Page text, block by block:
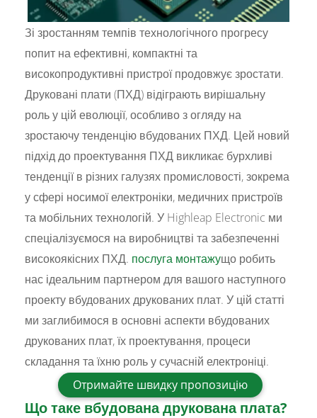
Зі зростанням темпів технологічного прогресу
попит на ефективні, компактні та
високопродуктивні пристрої продовжує зростати.
Друковані плати (ПХД) відіграють вирішальну
роль у цій еволюції, особливо з огляду на
зростаючу тенденцію вбудованих ПХД. Цей новий
підхід до проектування ПХД викликає бурхливі
тенденції в різних галузях промисловості, зокрема
у сфері носимої електроніки, медичних пристроїв
та мобільних технологій. У Highleap Electronic ми
спеціалізуємося на виробництві та забезпеченні
високоякісних ПХД. послуга монтажущо робить
нас ідеальним партнером для вашого наступного
проекту вбудованих друкованих плат. У цій статті
ми заглибимося в основні аспекти вбудованих
друкованих плат, їх проектування, процеси
складання та їхню роль у сучасній електроніці.
Отримайте швидку пропозицію
Що таке вбудована друкована плата?